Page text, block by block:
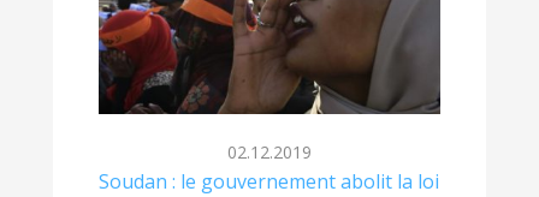
02.12.2019
Soudan : le gouvernement abolit la loi